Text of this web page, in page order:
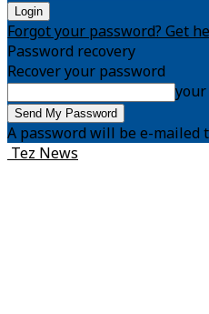
Forgot your password? Get
Password recovery
Recover your password
A password will be e-mailed
Tez News